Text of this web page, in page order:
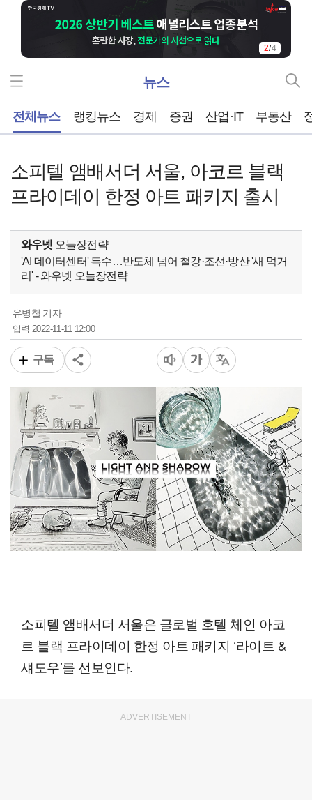
3/4
뉴스
전체뉴스 랭킹뉴스 경제 증권 산업·IT 부동산
소피텔 앰배서더 서울, 아코르 블랙
프라이데이 한정 아트 패키지 출시
와우넷 오늘장전략
'AI 데이터센터' 특수…반도체 넘어 철강·조선·방산 '새 먹거
리' - 와우넷 오늘장전략
유병철 기자
입력2022-11-11 12:00
구독
소피텔 앰배서더 서울은 글로벌 호텔 체인 아코
르 블랙 프라이데이 한정 아트 패키지 ‘라이트 &
섀도우’를 선보인다.
ADVERTISEMENT